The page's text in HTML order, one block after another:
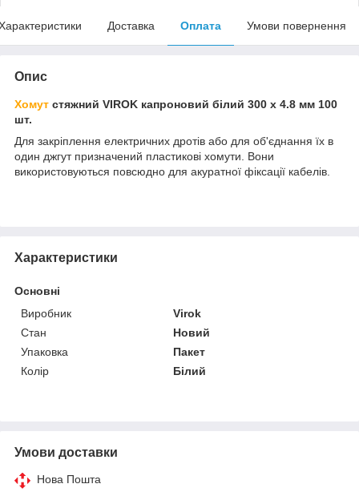
Доставка Оплата Умови повернення
Опис
Хомут стяжний VIROK капроновий білий 300 х 4.8 мм 100
шт.
Для закріплення електричних дротів або для об'єднання їх в
один джгут призначений пластикові хомути. Вони
використовуються повсюдно для акуратної фіксації кабелів.
Характеристики
Основні
Виробник
Virok
Стан
Новий
Упаковка
Пакет
Колір
Білий
Умови доставки
Нова Пошта